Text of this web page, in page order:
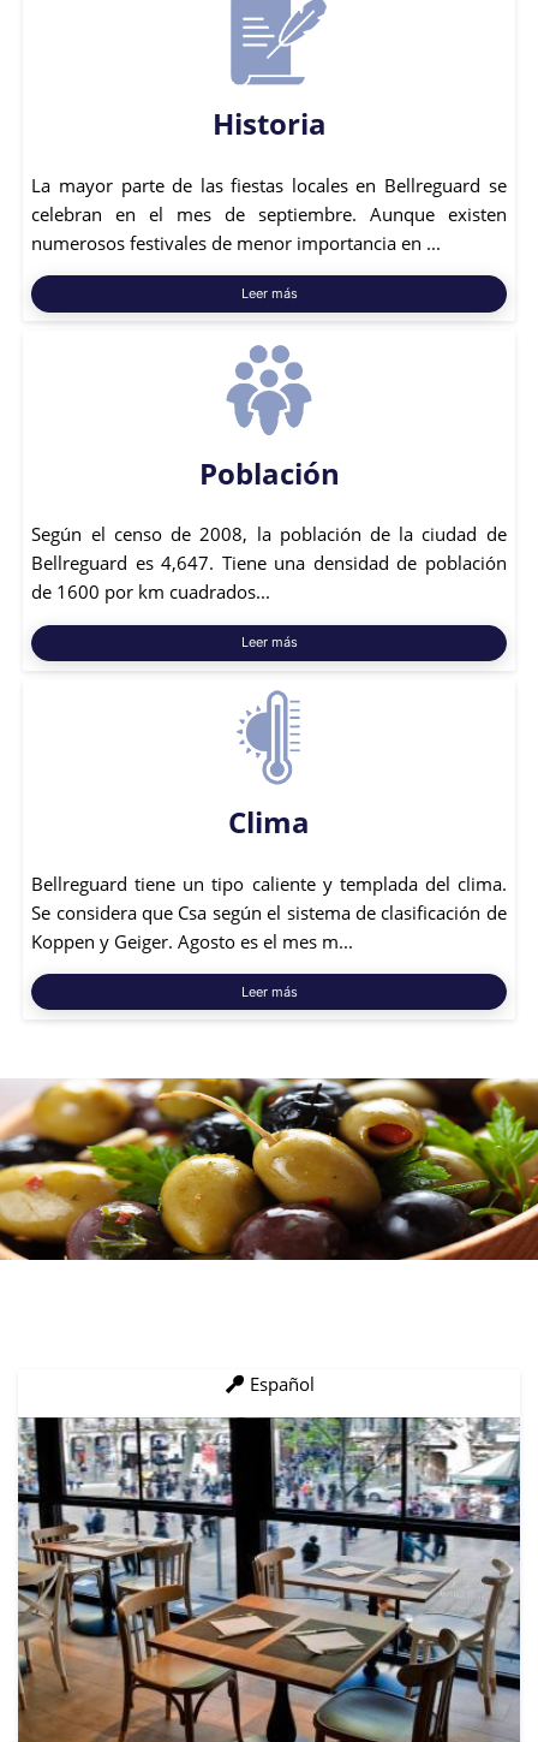
Historia
La mayor parte de las fiestas locales en Bellreguard se
celebran en el mes de septiembre. Aunque existen
numerosos festivales de menor importancia en ...
Leer más
Población
Según el censo de 2008, la población de la ciudad de
Bellreguard es 4,647. Tiene una densidad de población
de 1600 por km cuadrados...
Leer más
Clima
Bellreguard tiene un tipo caliente y templada del clima.
Se considera que Csa según el sistema de clasificación de
Koppen y Geiger. Agosto es el mes m...
Leer más
Español